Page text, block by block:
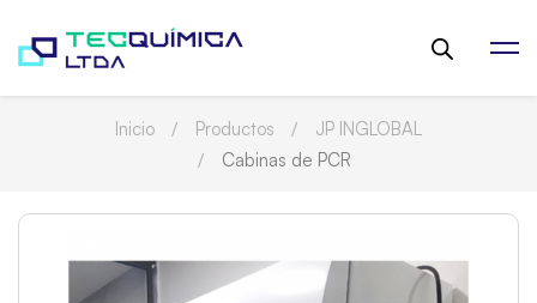
Inicio Productos
JP INGLOBAL
Cabinas de PCR